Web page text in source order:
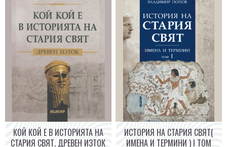
КОЙ КОЙ Е В ИСТОРИЯТА НА
СТАРИЯ СВЯТ. ДРЕВЕН ИЗТОК
ИСТОРИЯ НА СТАРИЯ СВЯТ(
ИМЕНА И ТЕРМИНИ ) I ТОМ